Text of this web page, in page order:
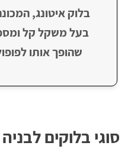
בלוק איטונג,
בעל משקל קל
שהופך אותו
סוגי בלוקים